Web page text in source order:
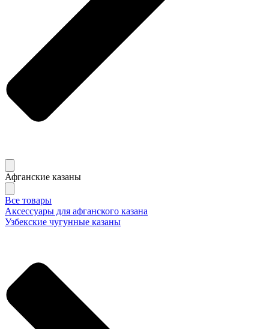
Афганские казаны
Все товары
Аксессуары для афганского казана
Узбекские чугунные казаны